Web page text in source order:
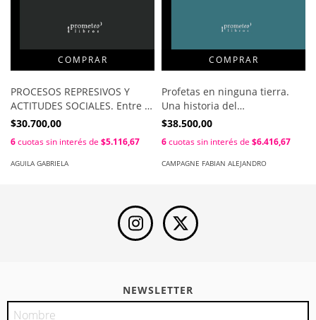
PROCESOS REPRESIVOS Y
ACTITUDES SOCIALES. Entre la
España franquista y las
/ ALONSO, LUCIANO
$30.700,00
6cuotas sin interés de $5.116,67
AGUILA GABRIELA
Profetas en ninguna tierra.
Una historia del
discernimiento de espiritus
Alejandro Campagne
$38.500,00
6cuotas sin interés de $6.416,67
CAMPAGNE FABIAN ALEJANDRO
NEWSLETTER